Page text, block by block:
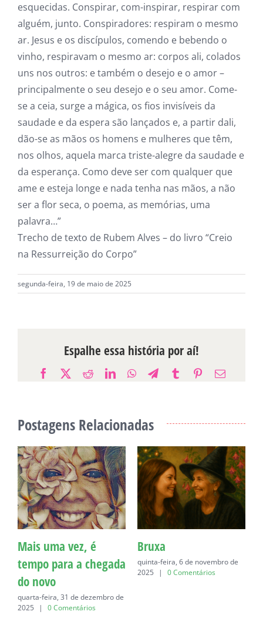
esquecidas. Conspirar, com-inspirar, respirar com
alguém, junto. Conspiradores: respiram o mesmo
ar. Jesus e os discípulos, comendo e bebendo o
vinho, respiravam o mesmo ar: corpos ali, colados
uns nos outros: e também o desejo e o amor –
principalmente o seu desejo e o seu amor. Come-
se a ceia, surge a mágica, os fios invisíveis da
saudade e da espera são lançados e, a partir dali,
dão-se as mãos os homens e mulheres que têm,
nos olhos, aquela marca triste-alegre da saudade e
da esperança. Como deve ser com qualquer que
ame e esteja longe e nada tenha nas mãos, a não
ser a flor seca, o poema, as memórias, uma
palavra…”
Trecho de texto de Rubem Alves – do livro “Creio
na Ressurreição do Corpo”
segunda-feira, 19 de maio de 2025
Espalhe essa história por aí!
Facebook
X RedditLinkedInWhatsApp
Telegram
TumblrPinterest
E-
Postagens Relacionadas
Mais uma vez, é
tempo para a chegada
do novo
quarta-feira, 31 de dezembro de
2025
| 0 Comentários
Bruxa
quinta-feira, 6 de novembro de
2025
| 0 Comentários